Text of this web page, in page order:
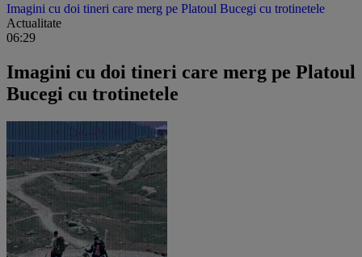
Imagini cu doi tineri care merg pe Platoul Bucegi cu trotinetele
Actualitate
06:29
Imagini cu doi tineri care merg pe Platoul
Bucegi cu trotinetele